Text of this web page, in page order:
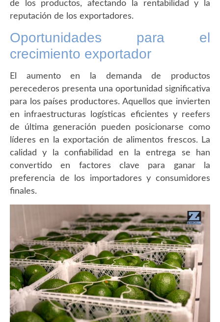
de los productos, afectando la rentabilidad y la
reputación de los exportadores.
Oportunidades para el
crecimiento exportador
El aumento en la demanda de productos
perecederos presenta una oportunidad significativa
para los países productores. Aquellos que invierten
en infraestructuras logísticas eficientes y reefers
de última generación pueden posicionarse como
líderes en la exportación de alimentos frescos. La
calidad y la confiabilidad en la entrega se han
convertido en factores clave para ganar la
preferencia de los importadores y consumidores
finales.